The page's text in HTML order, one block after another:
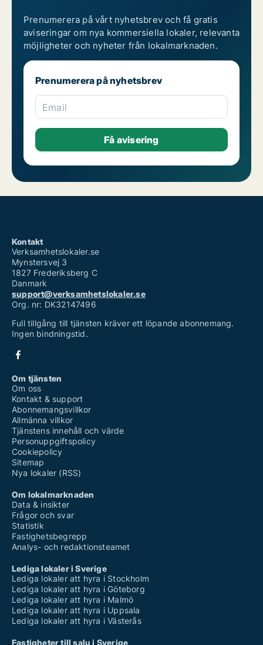
Prenumerera på vårt nyhetsbrev och få gratis
aviseringar om nya kommersiella lokaler, relevanta
möjligheter och nyheter från lokalmarknaden.
Prenumerera på nyhetsbrev
Email
Kontakt
Verksamhetslokaler.se
Mynstersvej 3
1827 Frederiksberg C
Danmark
support@verksamhetslokaler.se
Org. nr: DK32147496
Full tillgång till tjänsten kräver ett löpande abonnemang.
Ingen bindningstid.
Om tjänsten
Om oss
Kontakt & support
Abonnemangsvillkor
Allmänna villkor
Tjänstens innehåll och värde
Personuppgiftspolicy
Cookiepolicy
Sitemap
Nya lokaler (RSS)
Om lokalmarknaden
Data & insikter
Frågor och svar
Statistik
Fastighetsbegrepp
Analys- och redaktionsteamet
Lediga lokaler i Sverige
Lediga lokaler att hyra i Stockholm
Lediga lokaler att hyra i Göteborg
Lediga lokaler att hyra i Malmö
Lediga lokaler att hyra i Uppsala
Lediga lokaler att hyra i Västerås
Fastigheter till salu i Sverige